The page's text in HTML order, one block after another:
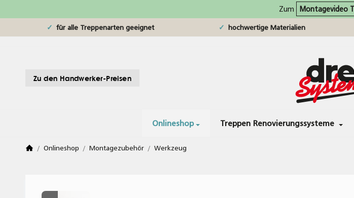
Zum Montagevideo
für alle Treppenarten geeignet hochwertige Materialien
Zu den Handwerker-Preisen
Onlineshop Treppen Renovierungssysteme
/ Onlineshop / Montagezubehör / Werkzeug